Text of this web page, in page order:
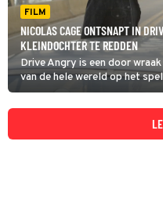
FILM
NICOLAS CAGE ONTSNAPT IN
KLEINDOCHTER TE REDDEN
Drive Angry is een door
van de hele wereld op het
man die wraak wil op de